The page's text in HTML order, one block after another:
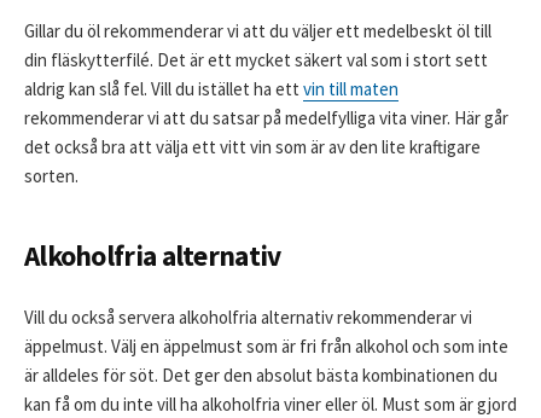
Gillar du öl rekommenderar vi att du väljer ett medelbeskt öl till
din fläskytterfilé. Det är ett mycket säkert val som i stort sett
aldrig kan slå fel. Vill du istället ha ett vin till maten
rekommenderar vi att du satsar på medelfylliga vita viner. Här går
det också bra att välja ett vitt vin som är av den lite kraftigare
sorten.
Alkoholfria alternativ
Vill du också servera alkoholfria alternativ rekommenderar vi
äppelmust. Välj en äppelmust som är fri från alkohol och som inte
är alldeles för söt. Det ger den absolut bästa kombinationen du
kan få om du inte vill ha alkoholfria viner eller öl. Must som är gjord